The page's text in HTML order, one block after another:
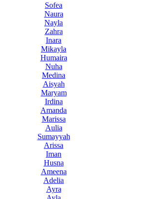
Sofea
Naura
Nayla
Zahra
Inara
Mikayla
Humaira
Nuha
Medina
Aisyah
Maryam
Irdina
Amanda
Marissa
Aulia
Sumayyah
Arissa
Iman
Husna
Ameena
Adelia
Ayra